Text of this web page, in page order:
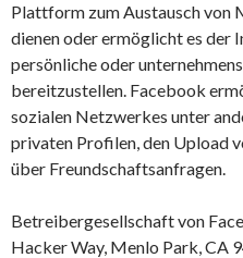
Plattform zum Austausch von
dienen oder ermöglicht es der
persönliche oder
bereitzustellen. Facebook
sozialen Netzwerkes unter
privaten Profilen, den Upload
über Freundschaftsanfragen.
Betreibergesellschaft von
Hacker Way, Menlo Park, CA